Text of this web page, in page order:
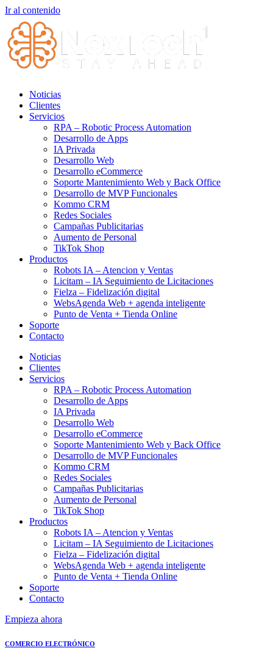
Ir al contenido
Noticias
Clientes
Servicios
RPA – Robotic Process Automation
Desarrollo de Apps
IA Privada
Desarrollo Web
Desarrollo eCommerce
Soporte Mantenimiento Web y Back Office
Desarrollo de MVP Funcionales
Kommo CRM
Redes Sociales
Campañas Publicitarias
Aumento de Personal
TikTok Shop
Productos
Robots IA – Atencion y Ventas
Licitam – IA Seguimiento de Licitaciones
Fielza – Fidelización digital
WebsAgenda Web + agenda inteligente
Punto de Venta + Tienda Online
Soporte
Contacto
Noticias
Clientes
Servicios
RPA – Robotic Process Automation
Desarrollo de Apps
IA Privada
Desarrollo Web
Desarrollo eCommerce
Soporte Mantenimiento Web y Back Office
Desarrollo de MVP Funcionales
Kommo CRM
Redes Sociales
Campañas Publicitarias
Aumento de Personal
TikTok Shop
Productos
Robots IA – Atencion y Ventas
Licitam – IA Seguimiento de Licitaciones
Fielza – Fidelización digital
WebsAgenda Web + agenda inteligente
Punto de Venta + Tienda Online
Soporte
Contacto
Empieza ahora
COMERCIO ELECTRÓNICO